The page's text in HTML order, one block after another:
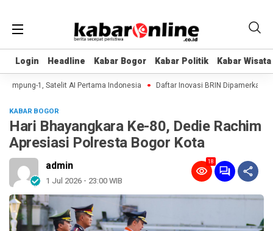
Login Headline Kabar Bogor Kabar Politik Kabar Wisata
Login Headline Kabar Bogor Kabar Politik Kabar Wisata
1, Satelit AI Pertama Indonesia Daftar Inovasi BRIN Dipamerkan ke
KABAR BOGOR
Hari Bhayangkara Ke-80, Dedie Rachim
Apresiasi Polresta Bogor Kota
admin
1 Jul 2026 - 23:00 WIB
18